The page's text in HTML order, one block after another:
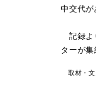
中交代が
記録よ
ターが
取材・文